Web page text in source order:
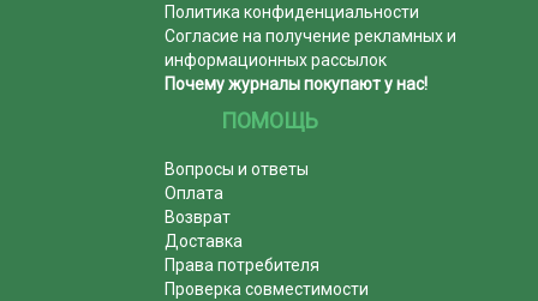
Политика конфиденциальности
Согласие на получение рекламных и
информационных рассылок
Почему журналы покупают у нас!
ПОМОЩЬ
Вопросы и ответы
Оплата
Возврат
Доставка
Права потребителя
Проверка совместимости